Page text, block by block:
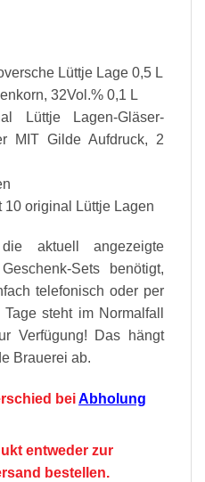
Lüttje Lage 0,5 L
32Vol.% 0,1 L
Lüttje Lagen-Gläser-
MIT Gilde Aufdruck, 2
10 original Lüttje Lagen
aktuell angezeigte
Sets benötigt,
telefonisch oder per
steht im Normalfall
Verfügung! Das hängt
Brauerei ab.
beiAbholung
entweder zur
bestellen.